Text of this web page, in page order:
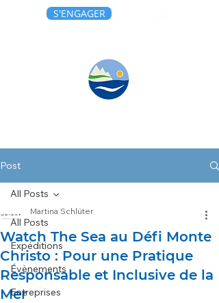
S'ENGAGER
Post
All Posts
Expéditions
Évènements
Entreprises
All Posts
Watch The Sea au Défi Monte
Christo : Pour une Pratique
Responsable et Inclusive de la
Mer
Martina Schlüter